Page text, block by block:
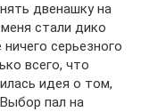
двенашку на
стали дико
серьезного
всего, что
идея о том,
пал на